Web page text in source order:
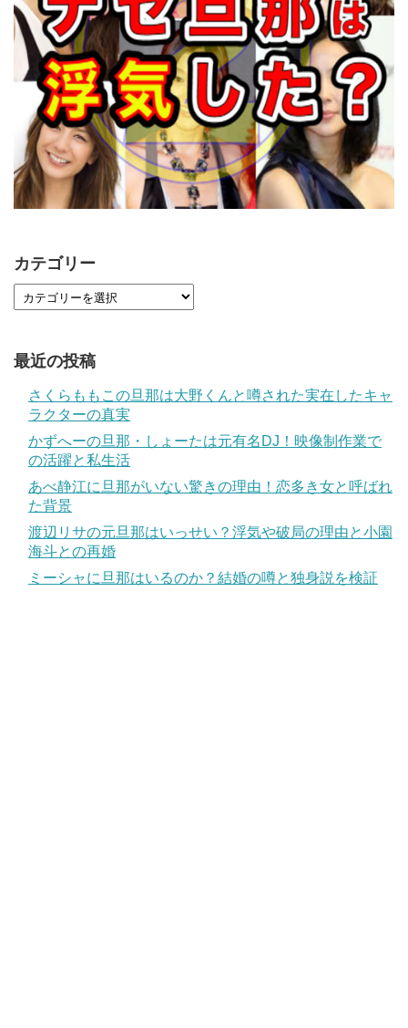
カテゴリー
最近の投稿
さくらももこの旦那は大野くんと噂された実在したキャ
ラクターの真実
かずへーの旦那・しょーたは元有名DJ！映像制作業で
の活躍と私生活
あべ静江に旦那がいない驚きの理由！恋多き女と呼ばれ
た背景
渡辺リサの元旦那はいっせい？浮気や破局の理由と小園
海斗との再婚
ミーシャに旦那はいるのか？結婚の噂と独身説を検証